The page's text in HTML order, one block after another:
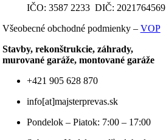
IČO: 3587 2233 DIČ: 2021764569
Všeobecné obchodné podmienky – VOP
Stavby, rekonštrukcie, záhrady,
murované garáže, montované garáže
+421 905 628 870
info[at]majsterprevas.sk
Pondelok – Piatok: 7:00 – 17:00